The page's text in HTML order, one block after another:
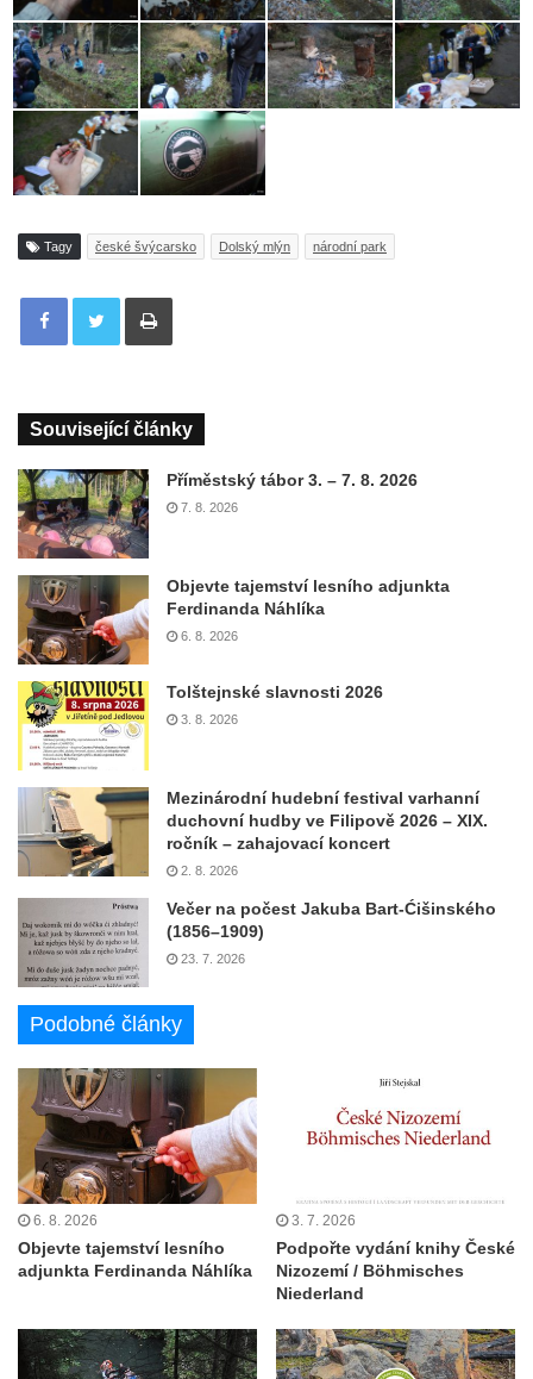
Tagy české švýcarsko Dolský mlýn národní park
Tisknout
Související články
Příměstský tábor 3. – 7. 8. 2026
7. 8. 2026
Objevte tajemství lesního adjunkta
Ferdinanda Náhlíka
6. 8. 2026
Tolštejnské slavnosti 2026
3. 8. 2026
Mezinárodní hudební festival varhanní
duchovní hudby ve Filipově 2026 – XIX.
ročník – zahajovací koncert
2. 8. 2026
Večer na počest Jakuba Bart-Ćišinského
(1856–1909)
23. 7. 2026
Podobné články
6. 8. 2026
Objevte tajemství lesního
adjunkta Ferdinanda Náhlíka
3. 7. 2026
Podpořte vydání knihy České
Nizozemí / Böhmisches
Niederland